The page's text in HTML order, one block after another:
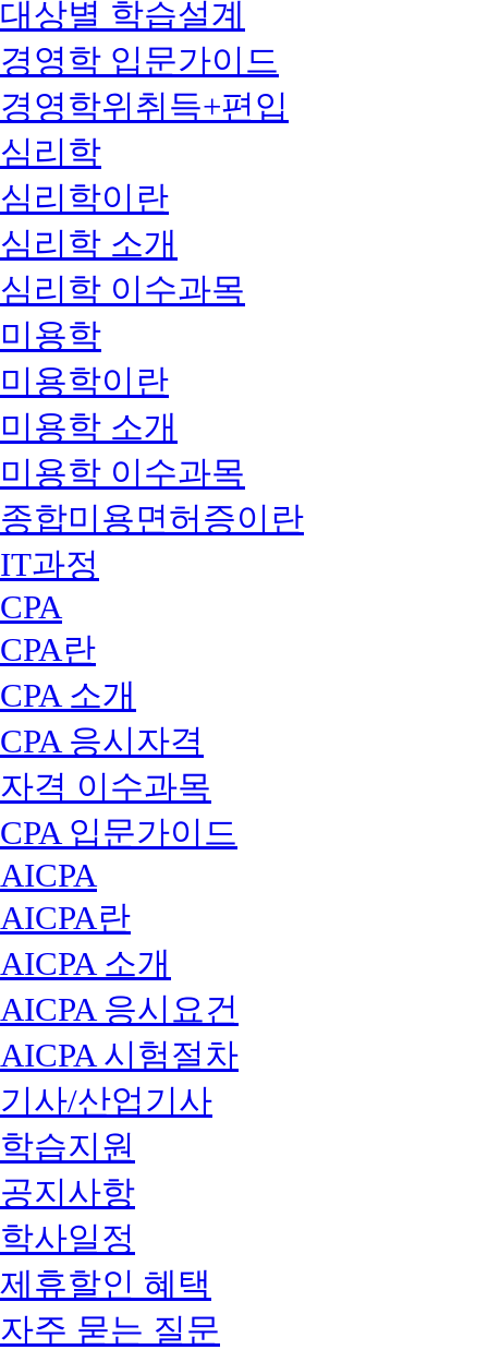
대상별 학습설계
경영학 입문가이드
경영학위취득+편입
심리학
심리학이란
심리학 소개
심리학 이수과목
미용학
미용학이란
미용학 소개
미용학 이수과목
종합미용면허증이란
IT과정
CPA
CPA란
CPA 소개
CPA 응시자격
자격 이수과목
CPA 입문가이드
AICPA
AICPA란
AICPA 소개
AICPA 응시요건
AICPA 시험절차
기사/산업기사
학습지원
공지사항
학사일정
제휴할인 혜택
자주 묻는 질문